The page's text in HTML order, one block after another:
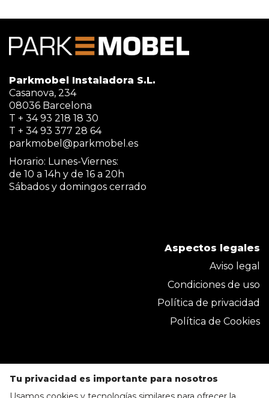
Parkmobel Instaladora S.L.
Casanova, 234
08036 Barcelona
T + 34 93 218 18 30
T + 34 93 377 28 64
parkmobel@parkmobel.es
Horario: Lunes-Viernes:
de 10 a 14h y de 16 a 20h
Sábados y domingos cerrado
Aspectos legales
Aviso legal
Condiciones de uso
Política de privacidad
Política de Cookies
Tu privacidad es importante para nosotros